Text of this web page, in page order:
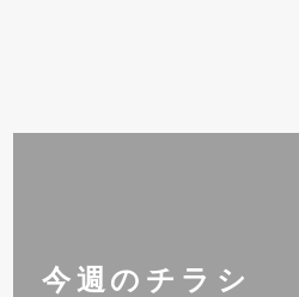
今週のチラシ